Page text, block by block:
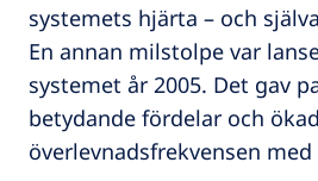
systemets hjärta – och
En annan milstolpe var
systemet år 2005. Det gav
betydande fördelar och
överlevnadsfrekvensen